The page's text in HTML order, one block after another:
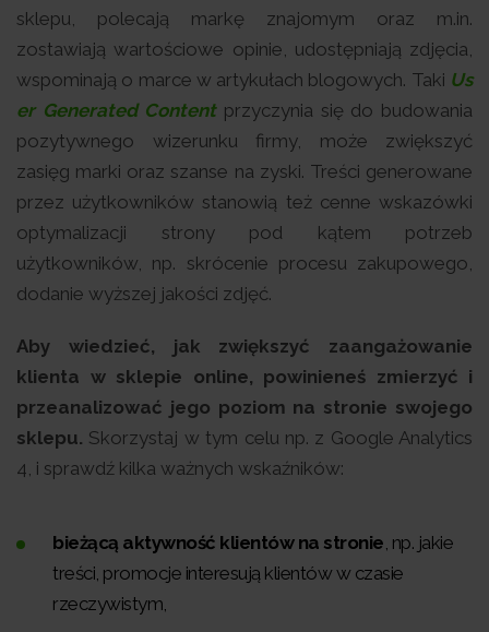
sklepu, polecają markę znajomym oraz m.in.
zostawiają wartościowe opinie, udostępniają zdjęcia,
wspominają o marce w artykułach blogowych. Taki Us
er Generated Contentprzyczynia się do budowania
pozytywnego wizerunku firmy, może zwiększyć
zasięg marki oraz szanse na zyski. Treści generowane
przez użytkowników stanowią też cenne wskazówki
optymalizacji strony pod kątem potrzeb
użytkowników, np. skrócenie procesu zakupowego,
dodanie wyższej jakości zdjęć.
Aby wiedzieć, jak zwiększyć zaangażowanie
klienta w sklepie online, powinieneś zmierzyć i
przeanalizować jego poziom na stronie swojego
sklepu. Skorzystaj w tym celu np. z Google Analytics
4, i sprawdź kilka ważnych wskaźników:
bieżącą aktywność klientów na stronie , np. jakie
treści, promocje interesują klientów w czasie
rzeczywistym,